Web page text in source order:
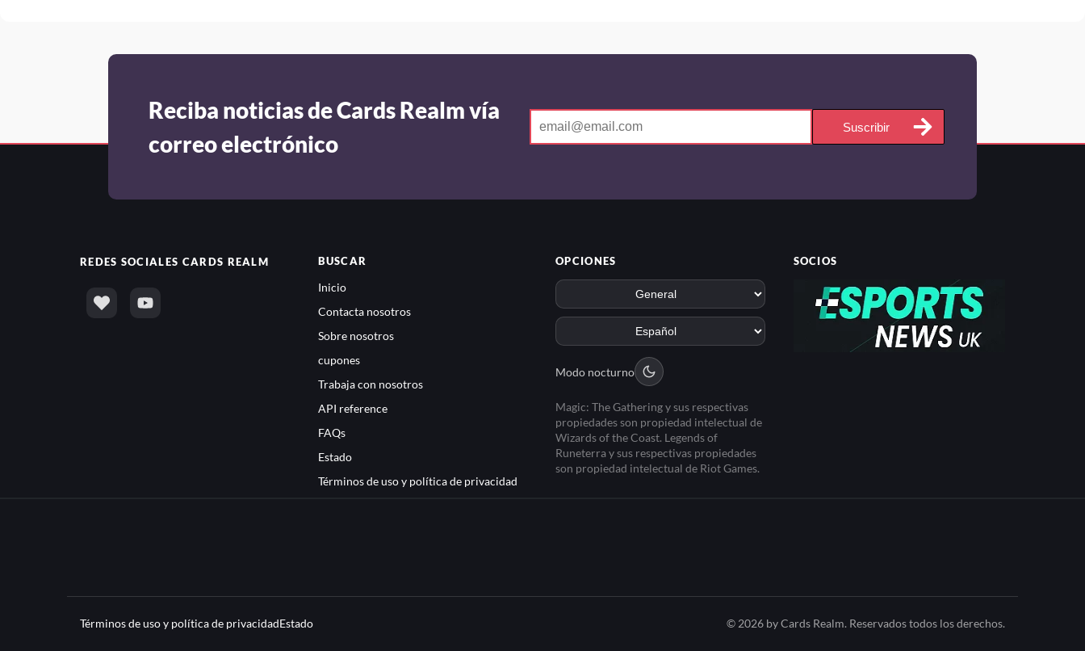
Reciba noticias de Cards Realm vía
correo electrónico
Suscribir
REDES SOCIALES CARDS REALM BUSCAR
Inicio
Contacta nosotros
Sobre nosotros
cupones
Trabaja con nosotros
API reference
FAQs
Estado
Términos de uso y política de privacidad
OPCIONES
Modo nocturno
Magic: The Gathering y sus respectivas
propiedades son propiedad intelectual de
Wizards of the Coast. Legends of
Runeterra y sus respectivas propiedades
son propiedad intelectual de Riot Games.
SOCIOS
Términos de uso y política de privacidadEstado © 2026 by Cards Realm. Reservados todos los derechos.